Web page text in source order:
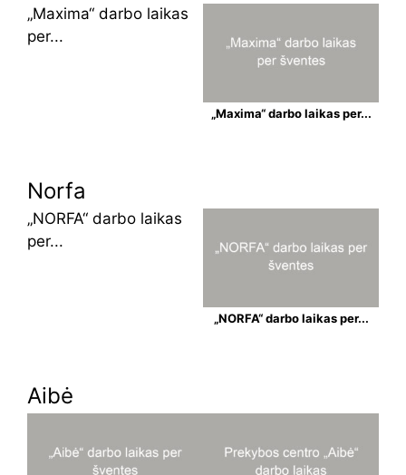
„Maxima“ darbo laikas
per...
„Maxima“ darbo laikas per...
Norfa
„NORFA“ darbo laikas
per...
„NORFA“ darbo laikas per...
Aibė